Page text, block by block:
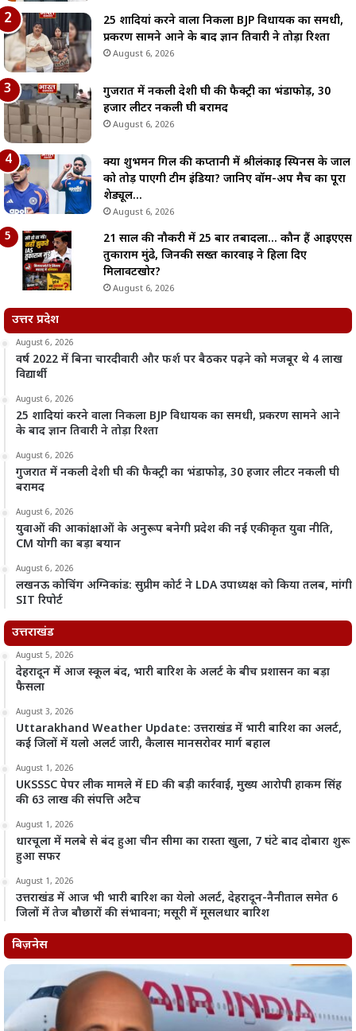
25 शादियां करने वाला निकला BJP विधायक का समधी,
प्रकरण सामने आने के बाद ज्ञान तिवारी ने तोड़ा रिश्ता
August 6, 2026
गुजरात में नकली देशी घी की फैक्ट्री का भंडाफोड़, 30
हजार लीटर नकली घी बरामद
August 6, 2026
क्या शुभमन गिल की कप्तानी में श्रीलंकाई स्पिनर्स के जाल
को तोड़ पाएगी टीम इंडिया? जानिए वॉर्म-अप मैच का पूरा
शेड्यूल…
August 6, 2026
21 साल की नौकरी में 25 बार तबादला… कौन हैं आईएएस
तुकाराम मुंढे, जिनकी सख्त कार्रवाई ने हिला दिए
मिलावटखोर?
August 6, 2026
उत्तर प्रदेश
August 6, 2026
वर्ष 2022 में बिना चारदीवारी और फर्श पर बैठकर पढ़ने को मजबूर थे 4 लाख
विद्यार्थी
August 6, 2026
25 शादियां करने वाला निकला BJP विधायक का समधी, प्रकरण सामने आने
के बाद ज्ञान तिवारी ने तोड़ा रिश्ता
August 6, 2026
गुजरात में नकली देशी घी की फैक्ट्री का भंडाफोड़, 30 हजार लीटर नकली घी
बरामद
August 6, 2026
युवाओं की आकांक्षाओं के अनुरूप बनेगी प्रदेश की नई एकीकृत युवा नीति,
CM योगी का बड़ा बयान
August 6, 2026
लखनऊ कोचिंग अग्निकांड: सुप्रीम कोर्ट ने LDA उपाध्यक्ष को किया तलब, मांगी
SIT रिपोर्ट
उत्तराखंड
August 5, 2026
देहरादून में आज स्कूल बंद, भारी बारिश के अलर्ट के बीच प्रशासन का बड़ा
फैसला
August 3, 2026
Uttarakhand Weather Update: उत्तराखंड में भारी बारिश का अलर्ट,
कई जिलों में यलो अलर्ट जारी, कैलास मानसरोवर मार्ग बहाल
August 1, 2026
UKSSSC पेपर लीक मामले में ED की बड़ी कार्रवाई, मुख्य आरोपी हाकम सिंह
की 63 लाख की संपत्ति अटैच
August 1, 2026
धारचूला में मलबे से बंद हुआ चीन सीमा का रास्ता खुला, 7 घंटे बाद दोबारा शुरू
हुआ सफर
August 1, 2026
उत्तराखंड में आज भी भारी बारिश का येलो अलर्ट, देहरादून-नैनीताल समेत 6
जिलों में तेज बौछारों की संभावना; मसूरी में मूसलधार बारिश
बिज़नेस